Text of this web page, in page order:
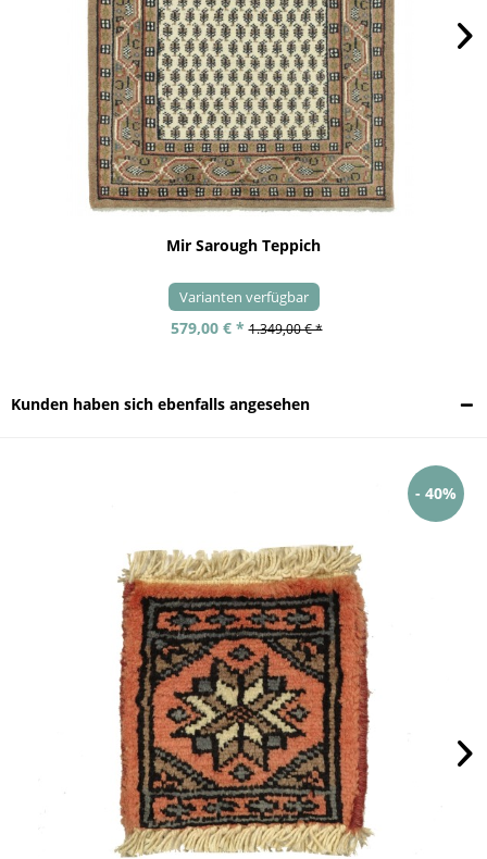
Mir Sarough Teppich
Varianten verfügbar
579,00 € * 1.349,00 € *
Kunden haben sich ebenfalls angesehen
- 40%